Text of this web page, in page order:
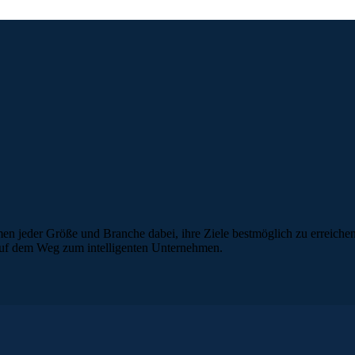
jeder Größe und Branche dabei, ihre Ziele bestmöglich zu
dem Weg zum intelligenten Unternehmen.